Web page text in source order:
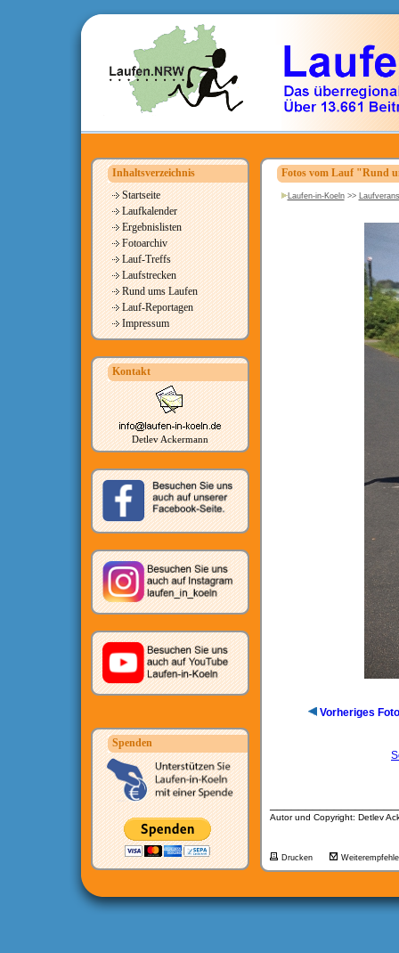
Inhaltsverzeichnis
Startseite
Laufkalender
Ergebnislisten
Fotoarchiv
Lauf-Treffs
Laufstrecken
Rund ums Laufen
Lauf-Reportagen
Impressum
Kontakt
Detlev Ackermann
Spenden
Fotos vom Lauf "Rund
Laufen-in-Koeln>>
Vorheriges Foto
Autor und Copyright: Detlev
Drucken